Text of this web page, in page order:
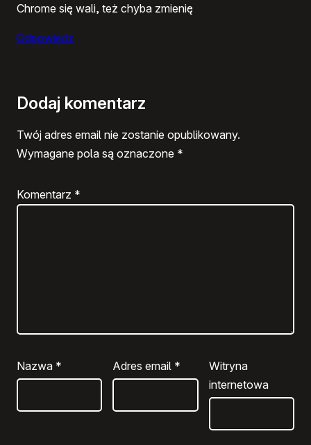
Chrome się wali, też chyba zmienię
Odpowiedz
Dodaj komentarz
Twój adres email nie zostanie opublikowany.
Wymagane pola są oznaczone *
Komentarz *
Nazwa * Adres email *
Witryna
internetowa